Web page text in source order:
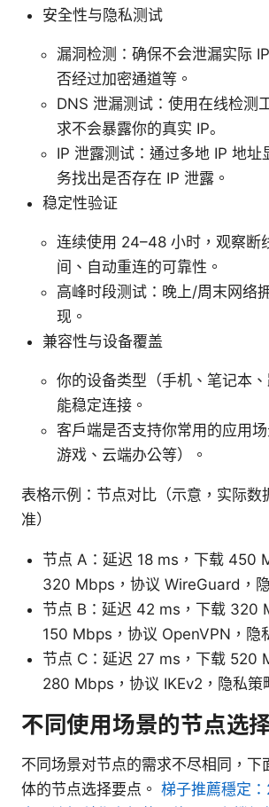
安全性与隐私测试
漏洞检测：确保不会泄漏实际
否经过加密通道等。
DNS 泄漏测试：使用在线检测
求不会暴露你的真实 IP。
IP 泄露测试：通过多地 IP 地址
务找出是否存在 IP 泄露。
稳定性验证
连续使用 24–48 小时，观察断
间、自动重连的可靠性。
高峰时段测试：晚上/周末网络
现。
兼容性与设备覆盖
你的设备类型（手机、笔记本
能稳定连接。
客户端是否支持你常用的应用
游戏、云端办公等）。
表格示例：节点对比（示意，实际数
准）
节点 A：延迟 18 ms，下载 450
320 Mbps，协议 WireGuard，
节点 B：延迟 42 ms，下载 320
150 Mbps，协议 OpenVPN，隐
节点 C：延迟 27 ms，下载 520
280 Mbps，协议 IKEv2，隐私策
不同使用场景的节点选
不同场景对节点的需求不尽相同，下
体的节点选择要点。 梯子推薦穩定